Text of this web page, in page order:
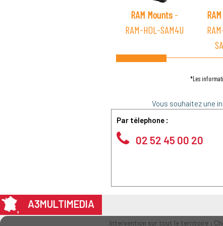
RAM Mounts-
RAM-HOL-SAM4U
*Les
Vous souhaitez une
Par télephone :
02 52 45 00 20
A3MULTIMEDIA
Intervention sur tout le territoire :